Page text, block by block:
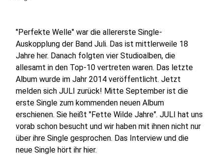
"Perfekte Welle" war die allererste Single-
Auskopplung der Band Juli. Das ist mittlerweile 18
Jahre her. Danach folgten vier Studioalben, die
allesamt in den Top-10 vertreten waren. Das letzte
Album wurde im Jahr 2014 veröffentlicht. Jetzt
melden sich JULI zurück! Mitte September ist die
erste Single zum kommenden neuen Album
erschienen. Sie heißt "Fette Wilde Jahre". JULI hat uns
vorab schon besucht und wir haben mit ihnen nicht nur
über ihre Single gesprochen. Das Interview und die
neue Single hört ihr hier.